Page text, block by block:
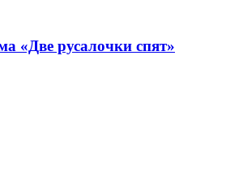
«Две русалочки спят»